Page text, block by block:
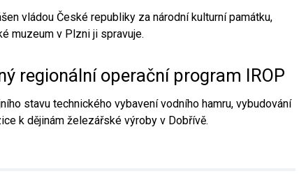
vládou České republiky za národní kulturní památku,
muzeum v Plzni ji spravuje.
regionální operační program IROP
stavu technického vybavení vodního hamru, vybudování
k dějinám železářské výroby v Dobřívě.